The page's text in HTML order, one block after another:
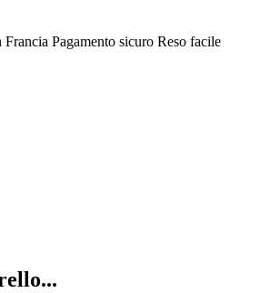
Francia Pagamento sicuro Reso facile